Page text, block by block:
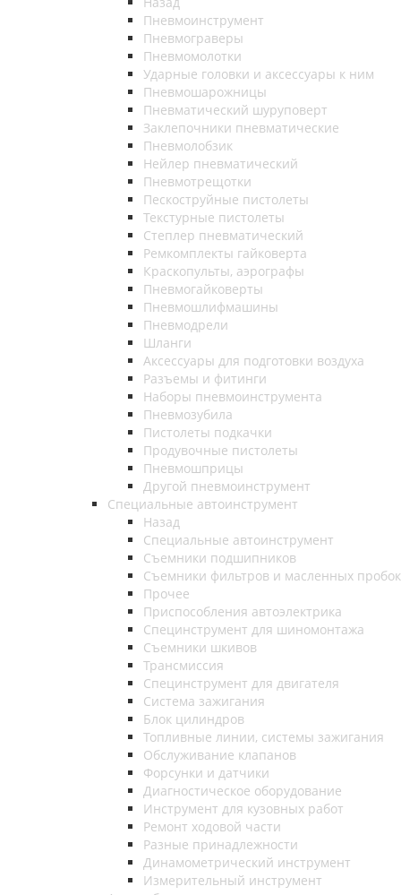
Пневмоинструмент
Пневмограверы
Пневмомолотки
Ударные головки и аксессуары к ним
Пневмошарожницы
Пневматический шуруповерт
Заклепочники пневматические
Пневмолобзик
Нейлер пневматический
Пневмотрещотки
Пескоструйные пистолеты
Текстурные пистолеты
Степлер пневматический
Ремкомплекты гайковерта
Краскопульты, аэрографы
Пневмогайковерты
Пневмошлифмашины
Пневмодрели
Шланги
Аксессуары для подготовки воздуха
Разъемы и фитинги
Наборы пневмоинструмента
Пневмозубила
Пистолеты подкачки
Продувочные пистолеты
Пневмошприцы
Другой пневмоинструмент
Специальные автоинструмент
Назад
Специальные автоинструмент
Съемники подшипников
Съемники фильтров и масленных пробок
Прочее
Приспособления автоэлектрика
Специнструмент для шиномонтажа
Съемники шкивов
Трансмиссия
Специнструмент для двигателя
Система зажигания
Блок цилиндров
Топливные линии, системы зажигания
Обслуживание клапанов
Форсунки и датчики
Диагностическое оборудование
Инструмент для кузовных работ
Ремонт ходовой части
Разные принадлежности
Динамометрический инструмент
Измерительный инструмент